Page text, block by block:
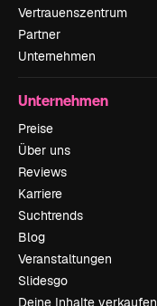
Vertrauenszentrum
Partner
Unternehmen
Unternehmen
Preise
Über uns
Reviews
Karriere
Suchtrends
Blog
Veranstaltungen
Slidesgo
Deine Inhalte verkaufen